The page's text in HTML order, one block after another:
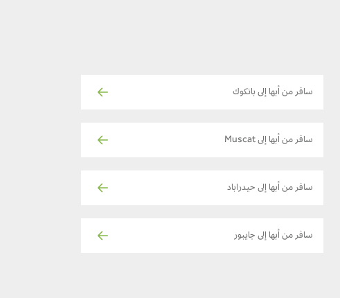
سافر من أبها إلى بانكوك
سافر من أبها إلى Muscat
سافر من أبها إلى حيدراباد
سافر من أبها إلى جايبور